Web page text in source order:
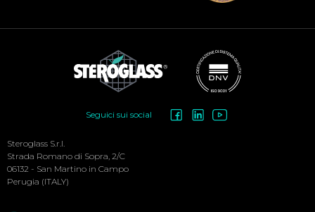
Menu
Seguici sui social
Steroglass S.r.l.
Strada Romano di Sopra, 2/C
06132 - San Martino in Campo
Perugia (ITALY)